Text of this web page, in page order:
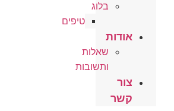
בלוג
טיפים
אודות
שאלות
ותשובות
צור
קשר